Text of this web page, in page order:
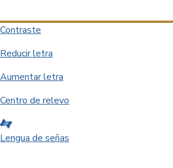
Contraste
Reducir letra
Aumentar letra
Centro de relevo
Lengua de señas